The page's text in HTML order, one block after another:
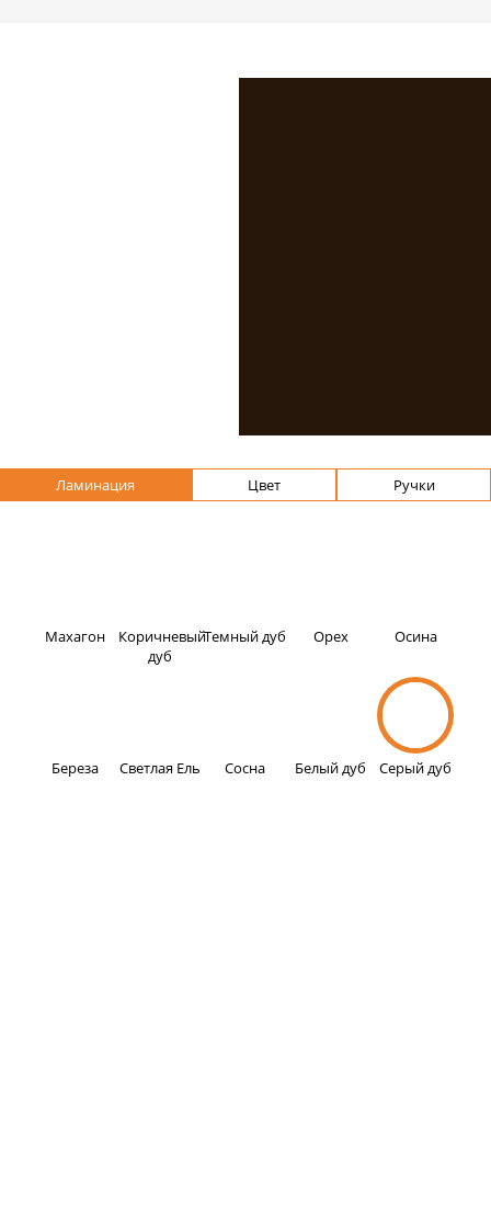
фурнитура. Мы изготовим
конструкции в сжатые сроки на
Ламинация Цвет Ручки
Махагон
Коричневый
дуб
Темный дуб Орех Осина
Береза Светлая Ель Сосна Белый дуб Серый дуб